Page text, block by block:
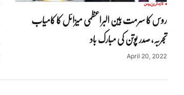
تازہ ترینروس
روس کا سرمت بین البراعظمی میزائل کا کامیاب
تجربہ، صدر پوتن کی مبارک باد
April 20, 2022